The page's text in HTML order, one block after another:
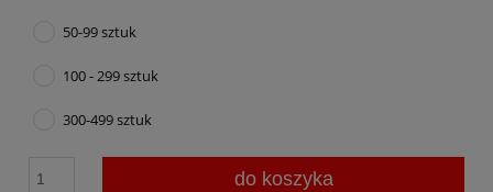
50-99 sztuk
100 - 299 sztuk
300-499 sztuk
do koszyka